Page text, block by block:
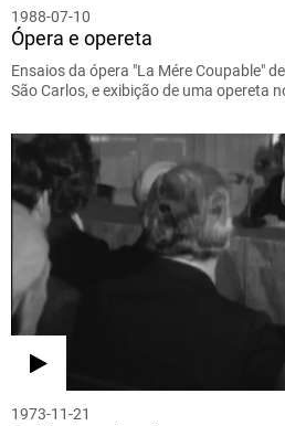
1988-07-10
Ópera e opereta
Ensaios da ópera "La Mére Coupable"
São Carlos, e exibição de uma opereta
1973-11-21